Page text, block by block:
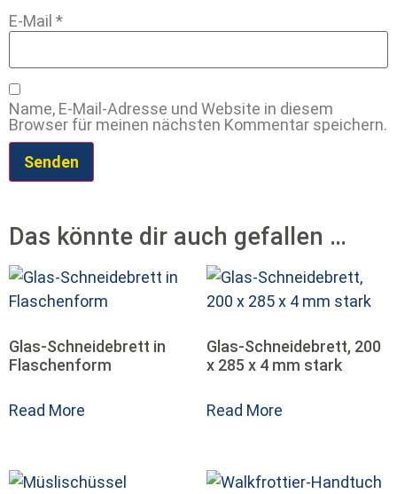
E-Mail *
Name, E-Mail-Adresse und Website in diesem
Browser für meinen nächsten Kommentar speichern.
Das könnte dir auch gefallen …
Glas-Schneidebrett in
Flaschenform
Read More
Glas-Schneidebrett, 200
x 285 x 4 mm stark
Read More